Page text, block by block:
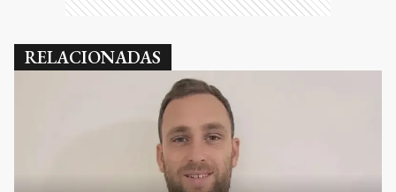
RELACIONADAS